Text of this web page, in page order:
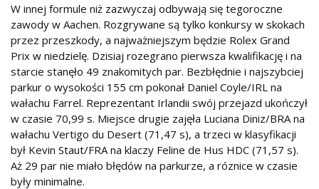
W innej formule niż zazwyczaj odbywają się tegoroczne
zawody w Aachen. Rozgrywane są tylko konkursy w skokach
przez przeszkody, a najważniejszym będzie Rolex Grand
Prix w niedzielę. Dzisiaj rozegrano pierwsza kwalifikację i na
starcie stanęło 49 znakomitych par. Bezbłędnie i najszybciej
parkur o wysokości 155 cm pokonał Daniel Coyle/IRL na
wałachu Farrel. Reprezentant Irlandii swój przejazd ukończył
w czasie 70,99 s. Miejsce drugie zajęła Luciana Diniz/BRA na
wałachu Vertigo du Desert (71,47 s), a trzeci w klasyfikacji
był Kevin Staut/FRA na klaczy Feline de Hus HDC (71,57 s).
Aż 29 par nie miało błędów na parkurze, a róznice w czasie
były minimalne.